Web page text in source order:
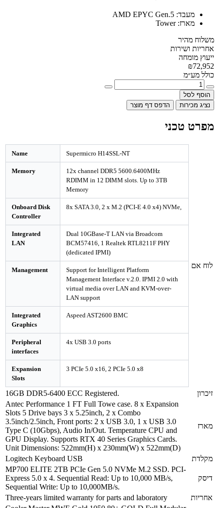
הדפס דף מוצר
Supermicro H14SSL-NT
12x channel DDR5 5600.6400MHz
RDIMM in 12 DIMM slots. Up to 3TB
Onboard Disk
8x SATA 3.0, 2 x M.2 (PCI-E 4.0 x4) NVMe,
Integrated
Dual 10GBase-T LAN via Broadcom
BCM57416, 1 Realtek RTL8211F PHY
(dedicated IPMI)
Management
Support for Intelligent Platform
Management Interface v.2.0. IPMI 2.0 with
virtual media over LAN and KVM-over-
LAN support
Integrated
Aspeed AST2600 BMC
Peripheral
4x USB 3.0 ports
Expansion
3 PCIe 5.0 x16, 2 PCIe 5.0 x8
16GB DDR5-6400 ECC Registered.
Antec Performance 1 FT Full Towe case. 8 x Expansion
Slots 5 Drive bays 3 x 5.25inch, 2 x Combo
3.5inch/2.5inch, Front ports: 2 x USB 3.0, 1 x USB 3.0
Type C (10Gbps), Audio In/Out. Temperature CPU and
GPU Display. Supports RTX 40 Series Graphics Cards.
Unit Dimensions: 522mm(H) x 230mm(W) x 522mm(D)
Logitech Keyboard USB
MP700 ELITE 2TB PCIe Gen 5.0 NVMe M.2 SSD. PCI-
Express 5.0 x 4. Sequential Read: Up to 10,000 MB/s,
Sequential Write: Up to 10,000MB/s.
Three-years limited warranty for parts and laboratory